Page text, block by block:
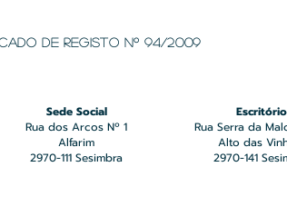
de registo Nº 94/2009
Sede Social
Rua dos Arcos Nº 1
Alfarim
2970-111 Sesimbra
Escritório
Rua Serra da
Alto das
2970-141